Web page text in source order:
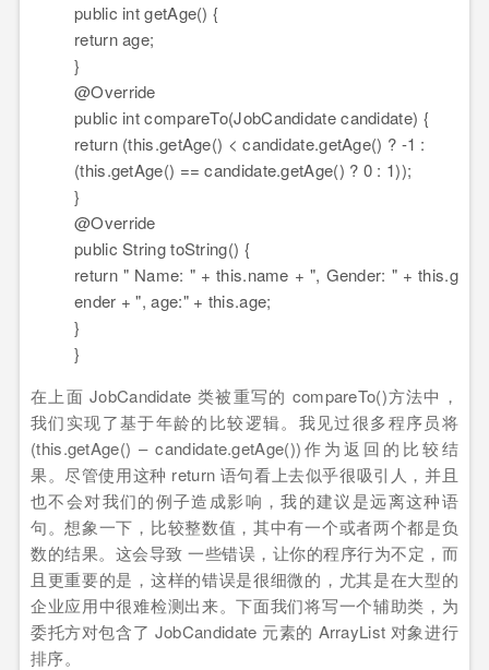
public intgetAge() {
returnage;
}
@Override
public intcompareTo(JobCandidate candidate) {
return(this.getAge() < candidate.getAge() ? -1 :
(this.getAge() == candidate.getAge() ? 0 : 1));
}
@Override
public String toString() {
return " Name: "+this.name + ", Gender: "+this.g
ender +", age:"+ this.age;
}
}
在上面 JobCandidate 类被重写的 compareTo()方法中，
我们实现了基于年龄的比较逻辑。我见过很多程序员将
(this.getAge() – candidate.getAge())作为返回的比较结
果。尽管使用这种 return 语句看上去似乎很吸引人，并且
也不会对我们的例子造成影响，我的建议是远离这种语
句。想象一下，比较整数值，其中有一个或者两个都是负
数的结果。这会导致 一些错误，让你的程序行为不定，而
且更重要的是，这样的错误是很细微的，尤其是在大型的
企业应用中很难检测出来。下面我们将写一个辅助类，为
委托方对包含了 JobCandidate 元素的 ArrayList 对象进行
排序。